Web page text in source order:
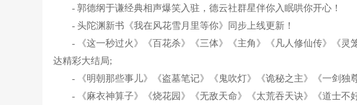
- 郭德纲于谦经典相声爆笑入驻，德云社群星伴你入眠哄你开心！
- 头陀渊新书《我在风花雪月里等你》同步上线更新！
- 《这一秒过火》《百花杀》《三体》《主角》《凡人修仙传》《灵
达精彩大结局;
- 《明朝那些事儿》《盗墓笔记》《鬼吹灯》《诡秘之主》《一剑独
- 《麻衣神算子》《烧花园》《无敌天命》《太荒吞天诀》《道士不